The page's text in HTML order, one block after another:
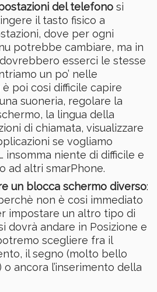
del telefonosi
il tasto fisico a
dove per ogni
potrebbe cambiare, ma in
esserci le stesse
un po’ nelle
poi cosi difficile capire
suoneria, regolare la
la lingua della
di chiamata, visualizzare
se vogliamo
insomma niente di difficile e
ad altri smarPhone.
un blocca schermo diverso:
non è cosi immediato
impostare un altro tipo di
dovrà andare in Posizione e
scegliere fra il
il segno (molto bello
ancora l’inserimento della